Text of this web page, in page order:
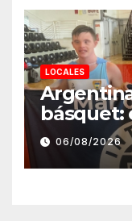
LOCALES
básquet:
esfuerzo
que valió
06/08/2026